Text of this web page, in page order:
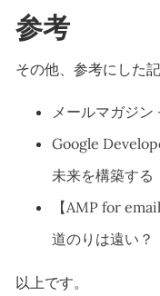
参考
その他、参考にした
メールマガジ
Google
未来を構築する
【AMP for
道のりは遠い？
以上です。